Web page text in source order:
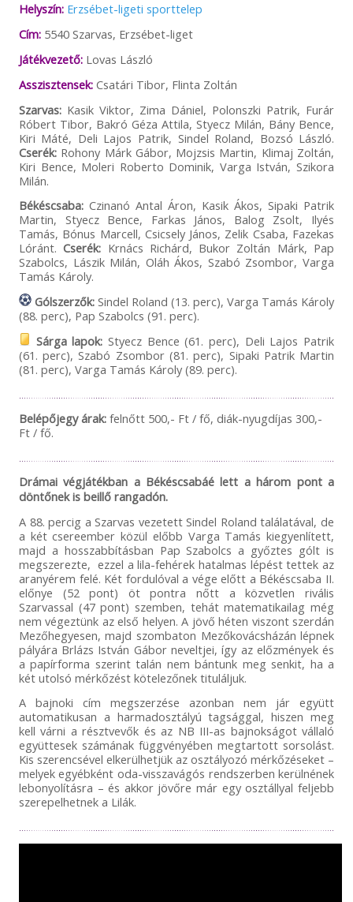
Helyszín: Erzsébet-ligeti sporttelep
Cím:5540 Szarvas, Erzsébet-liget
Játékvezető:Lovas László
Asszisztensek:Csatári Tibor, Flinta Zoltán
Szarvas: Kasik Viktor, Zima Dániel, Polonszki Patrik, Furár
Róbert Tibor, Bakró Géza Attila, Styecz Milán, Bány Bence,
Kiri Máté, Deli Lajos Patrik, Sindel Roland, Bozsó László.
Cserék:Rohony Márk Gábor, Mojzsis Martin, Klimaj Zoltán,
Kiri Bence, Moleri Roberto Dominik, Varga István, Szikora
Milán.
Békéscsaba:Czinanó Antal Áron, Kasik Ákos, Sipaki Patrik
Martin, Styecz Bence, Farkas János, Balog Zsolt, Ilyés
Tamás, Bónus Marcell, Csicsely János, Zelik Csaba, Fazekas
Lóránt.Cserék: Krnács Richárd, Bukor Zoltán Márk, Pap
Szabolcs, Lászik Milán, Oláh Ákos, Szabó Zsombor, Varga
Tamás Károly.
Gólszerzők:Sindel Roland (13. perc), Varga Tamás Károly
(88. perc), Pap Szabolcs (91. perc).
Sárga lapok: Styecz Bence (61. perc), Deli Lajos Patrik
(61. perc), Szabó Zsombor (81. perc), Sipaki Patrik Martin
(81. perc), Varga Tamás Károly (89. perc).
Belépőjegy árak:felnőtt 500,- Ft / fő, diák-nyugdíjas 300,-
Ft / fő.
Drámai végjátékban a Békéscsabáé lett a három pont a
döntőnek is beillő rangadón.
A 88. percig a Szarvas vezetett Sindel Roland találatával, de
a két csereember közül előbb Varga Tamás kiegyenlített,
majd a hosszabbításban Pap Szabolcs a győztes gólt is
megszerezte, ezzel a lila-fehérek hatalmas lépést tettek az
aranyérem felé. Két fordulóval a vége előtt a Békéscsaba II.
előnye (52 pont) öt pontra nőtt a közvetlen rivális
Szarvassal (47 pont) szemben, tehát matematikailag még
nem végeztünk az első helyen. A jövő héten viszont szerdán
Mezőhegyesen, majd szombaton Mezőkovácsházán lépnek
pályára Brlázs István Gábor neveltjei, így az előzmények és
a papírforma szerint talán nem bántunk meg senkit, ha a
két utolsó mérkőzést kötelezőnek tituláljuk.
A bajnoki cím megszerzése azonban nem jár együtt
automatikusan a harmadosztályú tagsággal, hiszen meg
kell várni a résztvevők és az NB III-as bajnokságot vállaló
együttesek számának függvényében megtartott sorsolást.
Kis szerencsével elkerülhetjük az osztályozó mérkőzéseket –
melyek egyébként oda-visszavágós rendszerben kerülnének
lebonyolításra – és akkor jövőre már egy osztállyal feljebb
szerepelhetnek a Lilák.